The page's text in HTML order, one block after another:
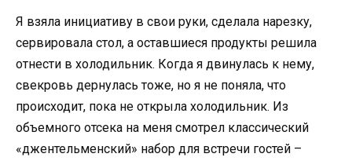
Я взяла инициативу в свои руки, сделала нарезку,
сервировала стол, а оставшиеся продукты решила
отнести в холодильник. Когда я двинулась к нему,
свекровь дернулась тоже, но я не поняла, что
происходит, пока не открыла холодильник. Из
объемного отсека на меня смотрел классический
«джентельменский» набор для встречи гостей –